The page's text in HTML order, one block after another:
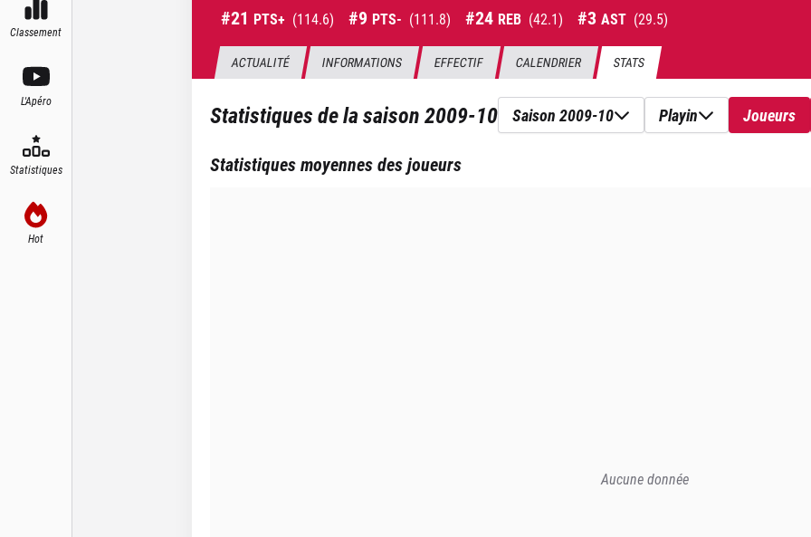
Classement
L'Apéro
Statistiques
Hot
#21 PTS+ (114.6) #9 PTS- (111.8) #24 REB (42.1) #3 AST (29.5)
ACTUALITÉ INFORMATIONS EFFECTIF CALENDRIER STATS
Statistiques de la saison2009-10 Saison 2009-10 Playin Joueurs
Statistiques moyennes des joueurs
Aucune donnée